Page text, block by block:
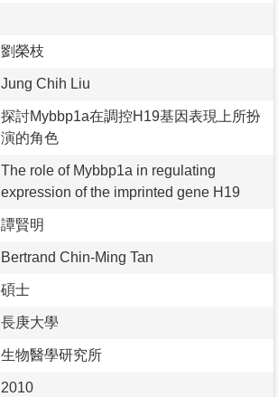
劉榮枝
Jung Chih Liu
探討Mybbp1a在調控H19基因表現上所扮
演的角色
The role of Mybbp1a in regulating
expression of the imprinted gene H19
譚賢明
Bertrand Chin-Ming Tan
碩士
長庚大學
生物醫學研究所
2010